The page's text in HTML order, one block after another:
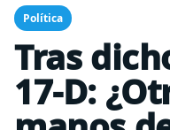
Política
Tras
17-D: